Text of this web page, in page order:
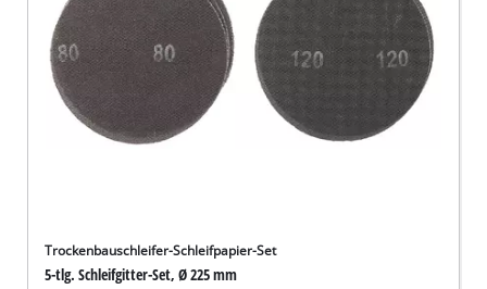
Trockenbauschleifer-Schleifpapier-Set
5-tlg. Schleifgitter-Set, Ø 225 mm